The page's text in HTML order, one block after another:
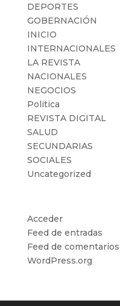
DEPORTES
GOBERNACIÓN
INICIO
INTERNACIONALES
LA REVISTA
NACIONALES
NEGOCIOS
Politica
REVISTA DIGITAL
SALUD
SECUNDARIAS
SOCIALES
Uncategorized
Acceder
Feed de entradas
Feed de comentarios
WordPress.org